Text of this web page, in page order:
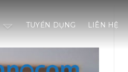
TUYỂN DỤNG LIÊN HỆ